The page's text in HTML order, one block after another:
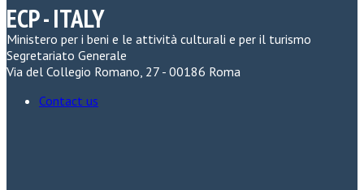
ECP - ITALY
Ministero per i beni e le attività culturali e per il turismo
Segretariato Generale
Via del Collegio Romano, 27 - 00186 Roma
Contact us